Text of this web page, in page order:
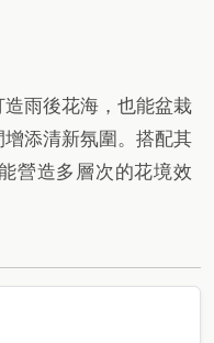
雨後花海，也能盆栽
添清新氛圍。搭配其
營造多層次的花境效